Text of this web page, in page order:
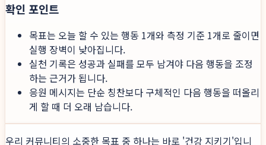
확인 포인트
목표는 오늘 할 수 있는 행동 1개와 측정 기준 1개로 줄이면
실행 장벽이 낮아집니다.
실천 기록은 성공과 실패를 모두 남겨야 다음 행동을 조정
하는 근거가 됩니다.
응원 메시지는 단순 칭찬보다 구체적인 다음 행동을 떠올리
게 할 때 더 오래 남습니다.
우리 커뮤니티의 소중한 목표 중 하나는 바로 '건강 지키기'입니